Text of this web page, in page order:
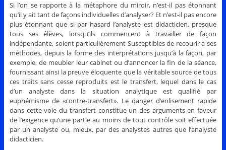
Si l’on se rapporte à la métaphore du miroir, n’est-il pas étonnant
qu’il y ait tant de façons individuelles d’analyser? Et n’est-il pas encore
plus étonnant que si par hasard l’analyste est didacticien, presque
tous ses élèves, lorsqu’ils commencent à travailler de façon
indépendante, soient particulièrement Susceptibles de recourir à ses
méthodes, depuis la forme des interprétations jusqu’à la façon, par
exemple, de meubler leur cabinet ou d’annoncer la fin de la séance,
fournissant ainsi la preuve éloquente que la véritable source de tous
ces traits sans cesse reproduits est le transfert, lequel dans le cas
d’un analyste dans la situation analytique est qualifié par
euphémisme de «contre-transfert». Le danger d’enlisement rapide
dans cette voie du transfert constitue un des arguments en faveur
de l’exigence qu’une partie au moins de tout contrôle soit effectuée
par un analyste ou, mieux, par des analystes autres que l’analyste
didacticien.